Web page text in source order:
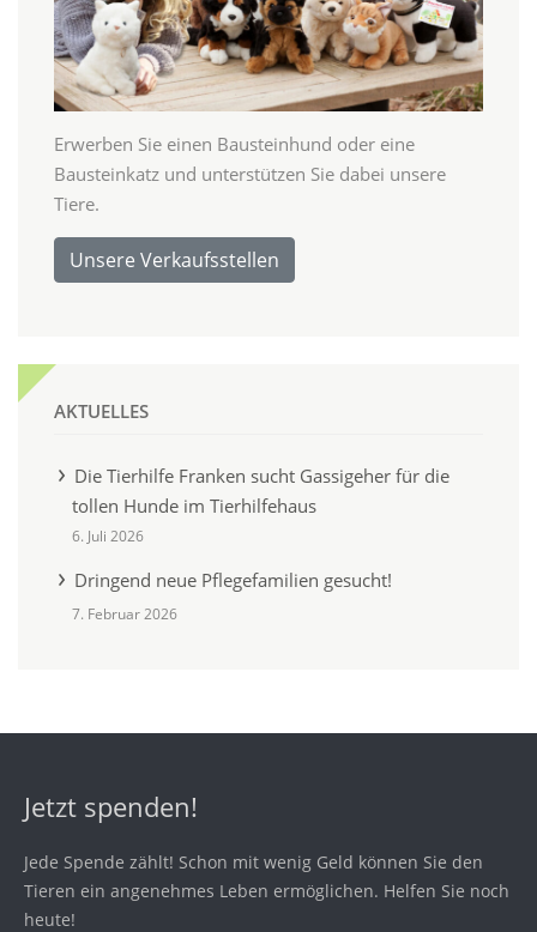
Erwerben Sie einen Bausteinhund oder eine
Bausteinkatz und unterstützen Sie dabei unsere
Tiere.
Unsere Verkaufsstellen
AKTUELLES
Die Tierhilfe Franken sucht Gassigeher für die
tollen Hunde im Tierhilfehaus
6. Juli 2026
Dringend neue Pflegefamilien gesucht!
7. Februar 2026
Jetzt spenden!
Jede Spende zählt! Schon mit wenig Geld können Sie den
Tieren ein angenehmes Leben ermöglichen. Helfen Sie noch
heute!